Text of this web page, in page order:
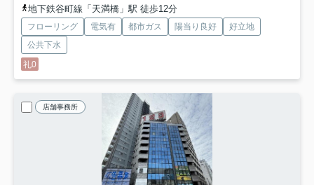
地下鉄谷町線「天満橋」駅 徒歩12分
フローリング 電気有 都市ガス 陽当り良好
好立地
公共下水
礼0
店舗事務所